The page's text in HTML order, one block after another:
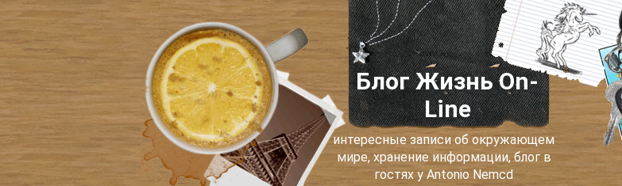
Блог Жизнь On-
Line
интересные записи об окружающем
мире, хранение информации, блог в
гостях у Antonio Nemcd